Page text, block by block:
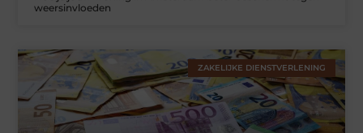
weersinvloeden
ZAKELIJKE DIENSTVERLENING